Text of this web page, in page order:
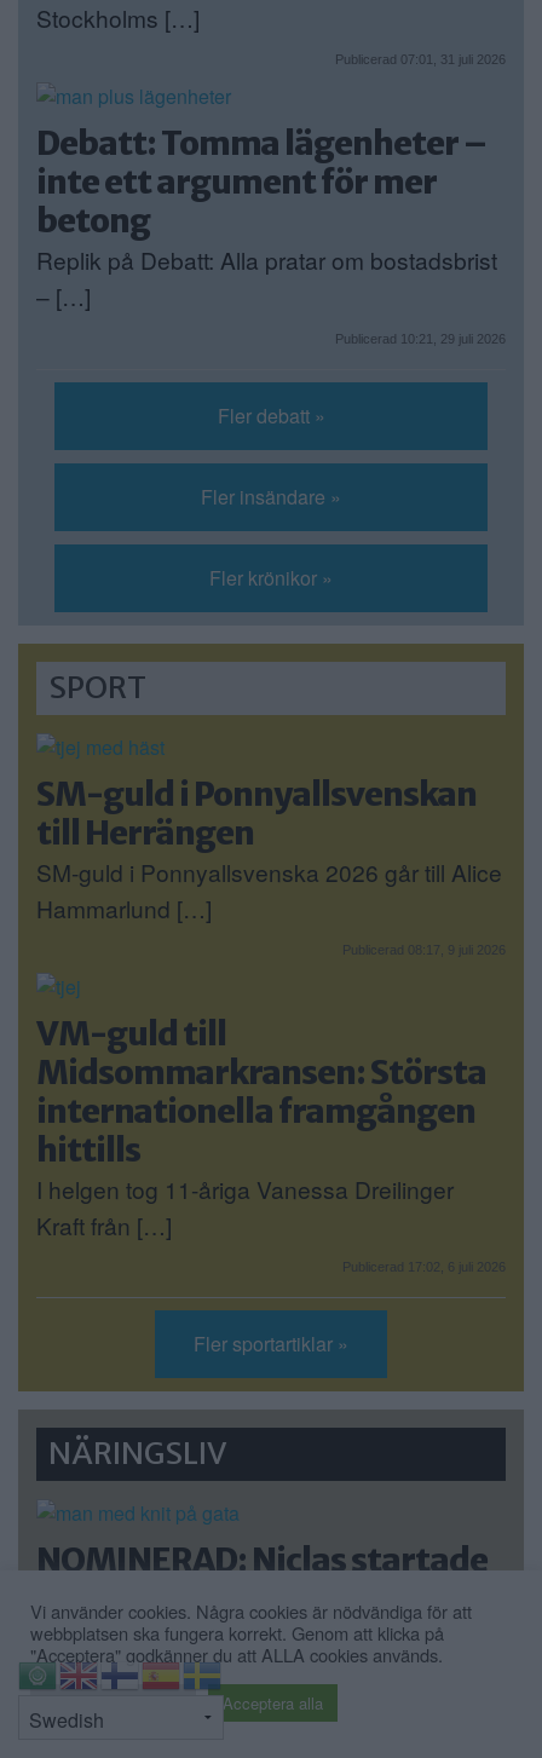
Stockholms […]
Publicerad 07:01, 31 juli 2026
Debatt: Tomma lägenheter –
inte ett argument för mer
betong
Replik på Debatt: Alla pratar om bostadsbrist
– […]
Publicerad 10:21, 29 juli 2026
Fler debatt »
Fler insändare »
Fler krönikor »
SPORT
SM-guld i Ponnyallsvenskan
till Herrängen
SM-guld i Ponnyallsvenska 2026 går till Alice
Hammarlund […]
Publicerad 08:17, 9 juli 2026
VM-guld till
Midsommarkransen: Största
internationella framgången
hittills
I helgen tog 11-åriga Vanessa Dreilinger
Kraft från […]
Publicerad 17:02, 6 juli 2026
Fler sportartiklar »
NÄRINGSLIV
NOMINERAD: Niclas startade
företag i villan: Detta är min
passion – expansion på gång
För två år sedan startade Niclas Holm i […]
Vi använder cookies. Några cookies är nödvändiga för att
webbplatsen ska fungera korrekt. Genom att klicka på
"Acceptera" godkänner du att ALLA cookies används.
Acceptera alla